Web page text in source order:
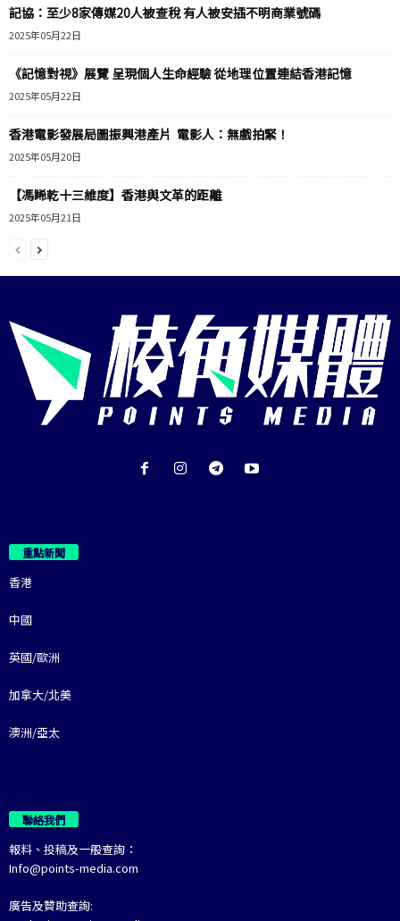
記協：至少8家傳媒20人被查稅 有人被安插不明商業號碼
2025年05月22日
《記憶對視》展覽 呈現個人生命經驗 從地理位置連結香港記憶
2025年05月22日
香港電影發展局圖振興港產片 電影人：無戲拍緊！
2025年05月20日
【馮睎乾十三維度】香港與文革的距離
2025年05月21日
重點新聞
香港
中國
英國/歐洲
加拿大/北美
澳洲/亞太
聯絡我們
報料、投稿及一般查詢：
Info@points-media.com
廣告及贊助查詢: